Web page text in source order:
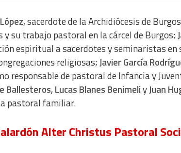
, sacerdote de la Archidiócesis de
su trabajo pastoral en la cárcel de Burgos;
espiritual a sacerdotes y seminaristas en
religiosas;Javier García
responsable de pastoral de Infancia y
Ballesteros, Lucas Blanes BenimeliyJuan
pastoral familiar.
Alter Christus Pastoral